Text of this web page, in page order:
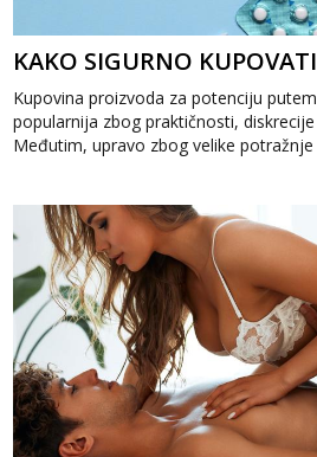
Kupovina proizvoda za potenciju
popularnija zbog praktičnosti,
Međutim, upravo zbog velike